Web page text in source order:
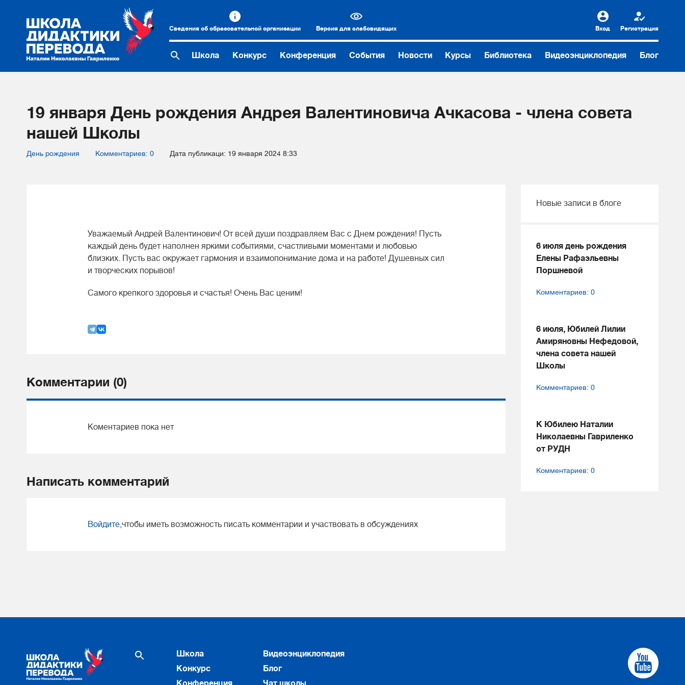
Сведения об образовательной организации Версия для слабовидящих Вход Регистрация
Школа Конкурс Конференция События Новости Курсы Библиотека Видеоэнциклопедия Блог
19 января День рождения Андрея Валентиновича Ачкасова - члена совета
нашей Школы
День рождения Комментариев: 0 Дата публикаци: 19 января 2024 8:33
Уважаемый Андрей Валентинович! От всей души поздравляем Вас с Днем рождения! Пусть
каждый день будет наполнен яркими событиями, счастливыми моментами и любовью
близких. Пусть вас окружает гармония и взаимопонимание дома и на работе! Душевных сил
и творческих порывов!
Самого крепкого здоровья и счастья! Очень Вас ценим!
Комментарии (0)
Коментариев пока нет
Написать комментарий
Войдите,чтобы иметь возможность писать комментарии и участвовать в обсуждениях
Новые записи в блоге
6 июля день рождения
Елены Рафаэльевны
Поршневой
Комментариев: 0
6 июля, Юбилей Лилии
Амиряновны Нефедовой,
члена совета нашей
Школы
Комментариев: 0
К Юбилею Наталии
Николаевны Гавриленко
от РУДН
Комментариев: 0
Школа
Конкурс
Видеоэнциклопедия
Блог